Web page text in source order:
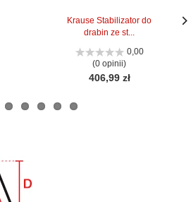
Krause Stabilizator do
drabin ze st...
0,00
(0 opinii)
406,99 zł